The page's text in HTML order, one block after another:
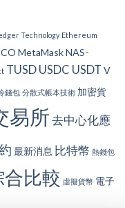
Technology Ethereum
MetaMaskNAS-
TUSD USDC USDT V
錢包 分散式帳本技術 加密貨
易所 去中心化應
最新消息 比特幣 熱錢包
合比較 虛擬貨幣 電子